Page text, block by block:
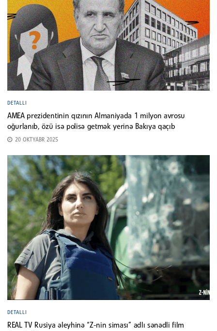
DETALLI
AMEA prezidentinin qızının Almaniyada 1 milyon avrosu
oğurlanıb, özü isə polisə getmək yerinə Bakıya qaçıb
20 OKTYABR 2025
DETALLI
REAL TV Rusiya əleyhinə “Z-nin siması” adlı sənədli film